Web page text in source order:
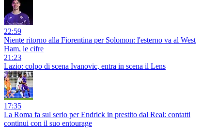
22:59
Niente ritorno alla Fiorentina per Solomon: l'esterno va al West
Ham, le cifre
21:23
Lazio: colpo di scena Ivanovic, entra in scena il Lens
17:35
La Roma fa sul serio per Endrick in prestito dal Real: contatti
continui con il suo entourage